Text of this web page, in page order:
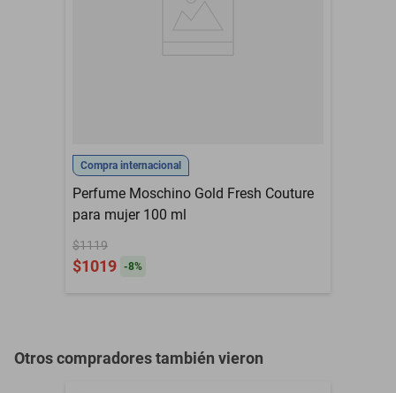
ml
Golosos
Presentación
Eau de Parfum 10 ml
Compra internacional
Perfume Moschino Gold Fresh Couture
para mujer 100 ml
$1119
$1019 -8%
Otros compradores también vieron